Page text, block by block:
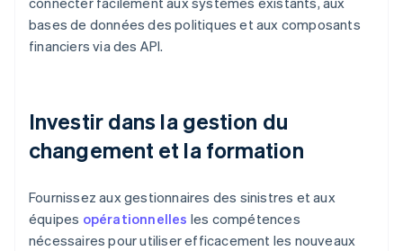
bases de données des politiques et aux composants
financiers via des API.
Investir dans la gestion du
changement et la formation
Fournissez aux gestionnaires des sinistres et aux
équipes opérationnelles les compétences
nécessaires pour utiliser efficacement les nouveaux